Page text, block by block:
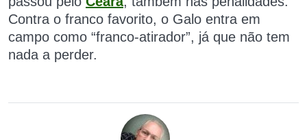
Contra o franco favorito, o Galo entra em
campo como “franco-atirador”, já que não tem
nada a perder.